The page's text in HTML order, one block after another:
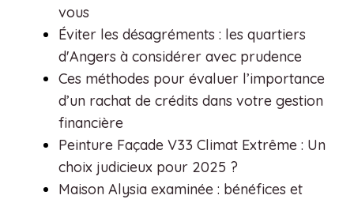
vous
Éviter les désagréments : les quartiers
d'Angers à considérer avec prudence
Ces méthodes pour évaluer l’importance
d’un rachat de crédits dans votre gestion
financière
Peinture Façade V33 Climat Extrême : Un
choix judicieux pour 2025 ?
Maison Alysia examinée : bénéfices et